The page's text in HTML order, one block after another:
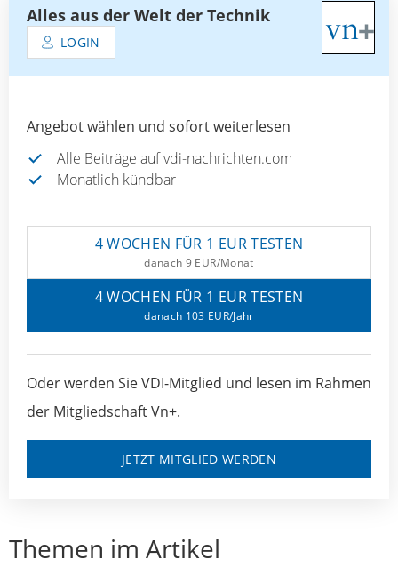
Alles aus der Welt der Technik
LOGIN
Angebot wählen und sofort weiterlesen
Alle Beiträge auf vdi-nachrichten.com
Monatlich kündbar
4 WOCHEN FÜR 1 EUR TESTEN
danach 9 EUR/Monat
4 WOCHEN FÜR 1 EUR TESTEN
danach 103 EUR/Jahr
Oder werden Sie VDI-Mitglied und lesen im Rahmen
der Mitgliedschaft Vn+.
JETZT MITGLIED WERDEN
Themen im Artikel